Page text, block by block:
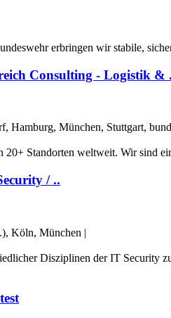
erbringen wir stabile,
Consulting - Logistik &
Hamburg, München, Stuttgart,
20+ Standorten weltweit. Wir sind
/ ..
Köln, München |
Disziplinen der IT Security